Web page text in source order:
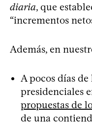
diaria, que
“incrementos
Además, en
A pocos días
presidenciales
propuestas de
de una